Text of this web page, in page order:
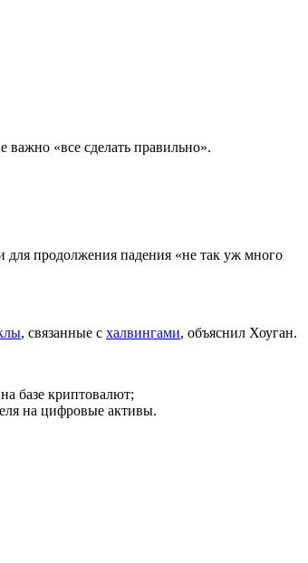
«все сделать правильно».
для продолжения падения «не так уж много
, связанные с халвингами, объяснил Хоуган.
базе криптовалют;
на цифровые активы.